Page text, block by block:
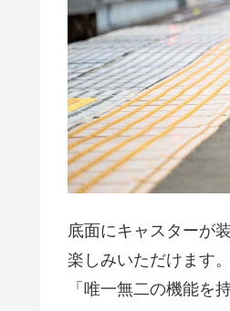
底面にキャスターが
楽しみいただけます
「唯一無二の機能を